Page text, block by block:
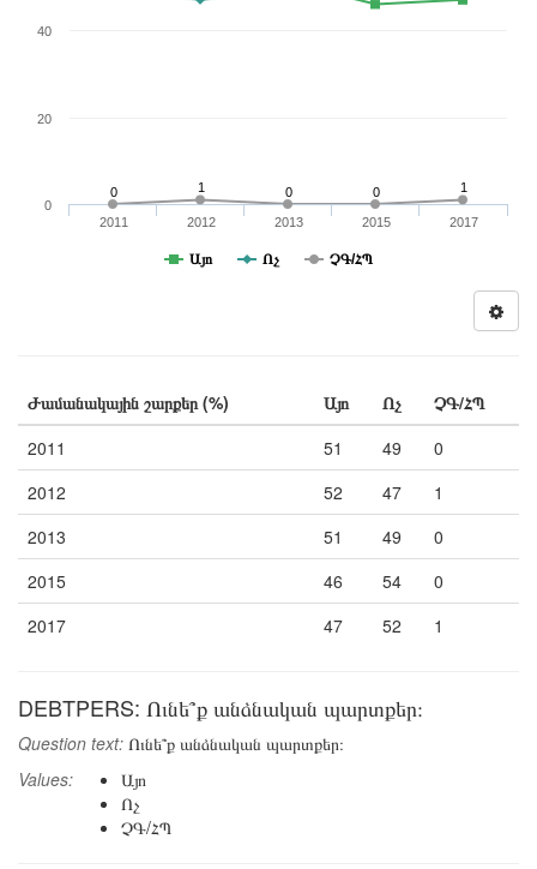
0 1 0 0 1
Այո Ոչ ՉԳ/ՀՊ
2011 2012 2013 2015 2017
0
20
40
Ժամանակային շարքեր (%) Այո Ոչ
ՉԳ/ՀՊ
2011
51 49
0
2012
52 47
1
2013
51 49
0
2015
46 54
0
2017
47 52 1
DEBTPERS: Ունե՞ք անձնական պարտքեր։
Question text: Ունե՞ք անձնական պարտքեր։
Values:
Այո
Ոչ
ՉԳ/ՀՊ